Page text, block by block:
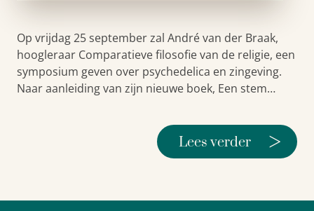
Op vrijdag 25 september zal André van der Braak,
hoogleraar Comparatieve filosofie van de religie, een
symposium geven over psychedelica en zingeving.
Naar aanleiding van zijn nieuwe boek, Een stem…
Lees verder >